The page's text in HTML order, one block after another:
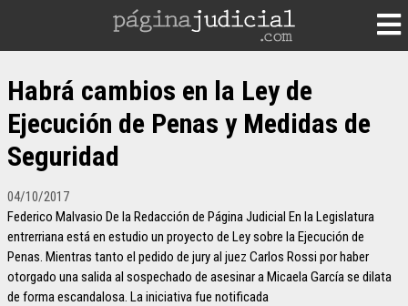
Habrá cambios en la Ley de
Ejecución de Penas y Medidas de
Seguridad
04/10/2017
Federico Malvasio De la Redacción de Página Judicial En la Legislatura
entrerriana está en estudio un proyecto de Ley sobre la Ejecución de
Penas. Mientras tanto el pedido de jury al juez Carlos Rossi por haber
otorgado una salida al sospechado de asesinar a Micaela García se dilata
de forma escandalosa. La iniciativa fue notificada